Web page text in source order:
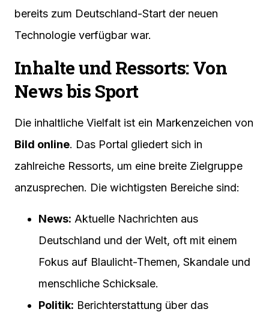
bereits zum Deutschland-Start der neuen
Technologie verfügbar war.
Inhalte und Ressorts: Von
News bis Sport
Die inhaltliche Vielfalt ist ein Markenzeichen von
Bild online. Das Portal gliedert sich in
zahlreiche Ressorts, um eine breite Zielgruppe
anzusprechen. Die wichtigsten Bereiche sind:
News: Aktuelle Nachrichten aus
Deutschland und der Welt, oft mit einem
Fokus auf Blaulicht-Themen, Skandale und
menschliche Schicksale.
Politik: Berichterstattung über das